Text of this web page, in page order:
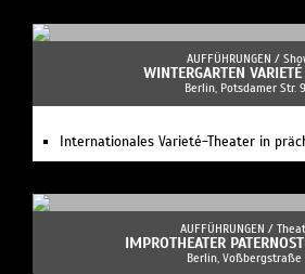
AUFFÜHRUNGEN /
WINTERGARTEN
Berlin, Potsdamer Str.
Internationales Varieté-Theater in
AUFFÜHRUNGEN /
IMPROTHEATER
Berlin, Voßbergstraße